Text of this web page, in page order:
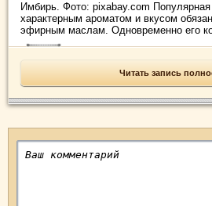
Имбирь. Фото: pixabay.com
характерным ароматом и вкусом
эфирным маслам. Одновременно его
Читать запись